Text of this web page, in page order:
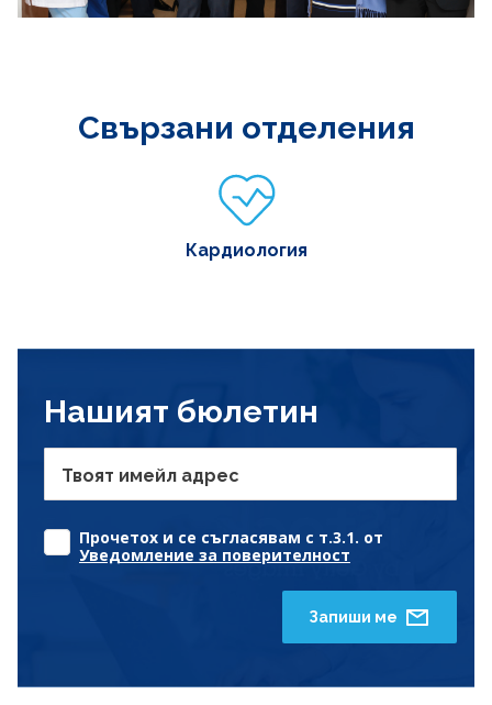
Свързани отделения
Кардиология
Нашият бюлетин
Твоят имейл адрес
Прочетох и се съгласявам с т.3.1. от
Уведомление за поверителност
Запиши ме